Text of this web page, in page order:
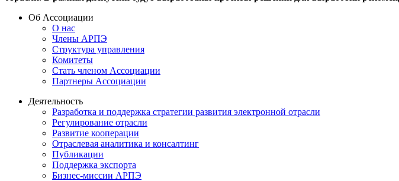
Об Ассоциации
О нас
Члены АРПЭ
Структура управления
Комитеты
Стать членом Ассоциации
Партнеры Ассоциации
Деятельность
Разработка и поддержка стратегии развития электронной отрасли
Регулирование отрасли
Развитие кооперации
Отраслевая аналитика и консалтинг
Публикации
Поддержка экспорта
Бизнес-миссии АРПЭ